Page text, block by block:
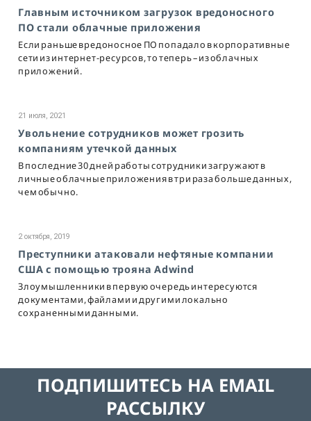
Главным источником загрузок вредоносного
ПО стали облачные приложения
Если раньше вредоносное ПО попадало в корпоративные
сети из интернет-ресурсов, то теперь – из облачных
приложений.
21 июля, 2021
Увольнение сотрудников может грозить
компаниям утечкой данных
В последние 30 дней работы сотрудники загружают в
личные облачные приложения в три раза больше данных,
чем обычно.
2 октября, 2019
Преступники атаковали нефтяные компании
США с помощью трояна Adwind
Злоумышленники в первую очередь интересуются
документами, файлами и другими локально
сохраненными данными.
ПОДПИШИТЕСЬ НА EMAIL
РАССЫЛКУ